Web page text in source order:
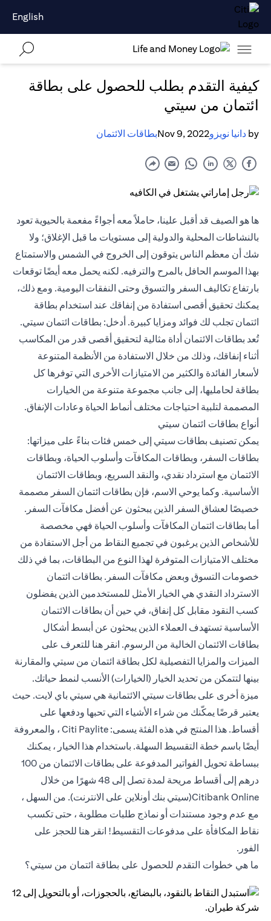
English
كيفية التقدم بطلب للحصول على بطاقة
ائتمان من سيتي
by دانيا نويزوNov 9, 2022بطاقات الائتمان
ها هو الصيف قد أقبل علينا، حاملاً معه أجواءً مفعمة بالحيوية تعود
بالنشاطات المحلية والدولية إلى مستويات ما قبل الإغلاق؛ ولا
شك أن معظم الناس يتوقون إلى الخروج في الشمس والاستمتاع
بهذا الموسم الحافل بالمرح والترفيه. لكنه يحمل معه أيضًا توقعات
بارتفاع تكاليف السفر والتسوق وحتى النفقات اليومية. ومع ذلك،
يمكنك تحقيق أقصى استفادة من إنفاقك عند استخدام بطاقة
ائتمان تجلب لك فوائد ومزايا كبيرة. أدخل: بطاقات ائتمان سيتي.
تُعد بطاقات الائتمان أداة مثالية لتحقيق أقصى قدر من المكاسب
أثناء إنفاقك، وذلك من خلال الاستفادة من الأنظمة المتنوعة
لأسعار الفائدة والكثير من الامتيازات الأخرى التي توفرها كل
بطاقة لحامليها، إلى جانب مجموعة متنوعة من الخيارات
المصممة لتلبية احتياجات مختلف أنماط الحياة وعادات الإنفاق.
أنواع بطاقات ائتمان سيتي
يمكن تصنيف بطاقات سيتي إلى خمس فئات بناءً على ميزاتها:
بطاقات السفر، وبطاقات المكافآت وأسلوب الحياة، وبطاقات
الائتمان مع استرداد نقدي، والنقد السريع، وبطاقات الائتمان
الأساسية. وكما يوحي الاسم، فإن بطاقات ائتمان السفر مصممة
خصيصًا لعشاق السفر الذين يبحثون عن أفضل مكافآت السفر.
أما بطاقات ائتمان المكافآت وأسلوب الحياة فهي مخصصة
للأشخاص الذين يرغبون في تجميع النقاط من أجل الاستفادة من
مختلف الامتيازات المتوفرة لهذا النوع من البطاقات، بما في ذلك
خصومات التسوق وبعض مكافآت السفر. بطاقات ائتمان
الاسترداد النقدي هي الخيار الأمثل للمستخدمين الذين يفضلون
كسب النقود مقابل كل إنفاق، في حين أن بطاقات الائتمان
الأساسية تستهدف العملاء الذين يبحثون عن أبسط أشكال
بطاقات الائتمان الخالية من الرسوم. انقر هنا للتعرف على
الميزات والمزايا التفصيلية لكل بطاقة ائتمان من سيتي والمقارنة
بينها لتتمكن من تحديد الخيار (الخيارات) الأنسب لنمط حياتك.
ميزة أخرى على بطاقات سيتي الائتمانية هي سيتي باي لايت. حيث
يعتبر قرضًا يمكّنك من شراء الأشياء التي تحبها ودفعها على
أقساط. هذا المنتج في هذه الفئة يسمى: Citi Paylite ، والمعروفة
أيضًا باسم خطة التقسيط السهلة. باستخدام هذا الخيار ، يمكنك
ببساطة تحويل الفواتير المدفوعة على بطاقات الائتمان من 100
درهم إلى أقساط مريحة لمدة تصل إلى 48 شهرًا من خلال
Citibank Online(سيتي بنك أونلاين على الانترنت). من السهل ،
مع عدم وجود مستندات أو نماذج طلبات مطلوبة ، حتى تكسب
نقاط المكافأة على مدفوعات التقسيط! انقر هنا للحجز على
الفور.
ما هي خطوات التقدم للحصول على بطاقة ائتمان من سيتي؟